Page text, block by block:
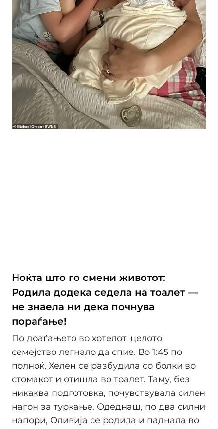
Ноќта што го смени животот:
Родила додека седела на тоалет —
не знаела ни дека почнува
пораѓање!
По доаѓањето во хотелот, целото
семејство легнало да спие. Во 1:45 по
полноќ, Хелен се разбудила со болки во
стомакот и отишла во тоалет. Таму, без
никаква подготовка, почувствувала силен
нагон за туркање. Одеднаш, по два силни
напори, Оливија се родила и паднала во